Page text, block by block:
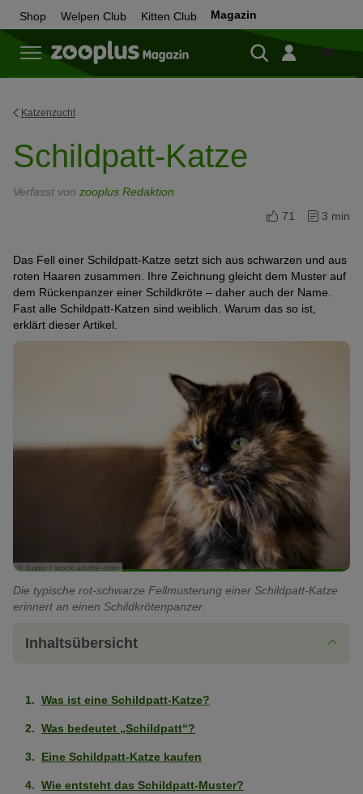
Shop Welpen Club Kitten Club Magazin
Zum
Katzenzucht
Schildpatt-Katze
Verfasst von zooplus Redaktion
71
3 min
Das Fell einer Schildpatt-Katze setzt sich aus schwarzen und aus
roten Haaren zusammen. Ihre Zeichnung gleicht dem Muster auf
dem Rückenpanzer einer Schildkröte – daher auch der Name.
Fast alle Schildpatt-Katzen sind weiblich. Warum das so ist,
erklärt dieser Artikel.
© Justin / stock.adobe.com
Die typische rot-schwarze Fellmusterung einer Schildpatt-Katze
erinnert an einen Schildkrötenpanzer.
Inhaltsübersicht
Was ist eine Schildpatt-Katze?
Was bedeutet „Schildpatt“?
Eine Schildpatt-Katze kaufen
Wie entsteht das Schildpatt-Muster?